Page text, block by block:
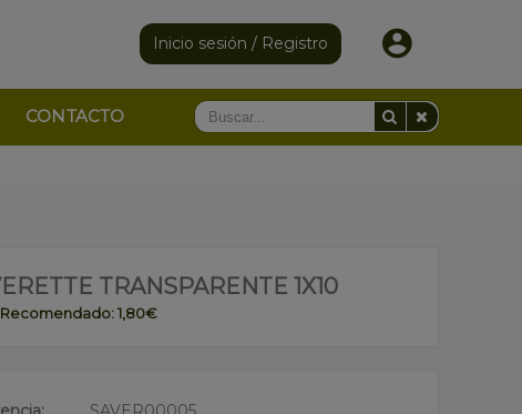
Inicio sesión / Registro
CONTACTO
TRANSPARENTE 1X10
Recomendado: 1,80€